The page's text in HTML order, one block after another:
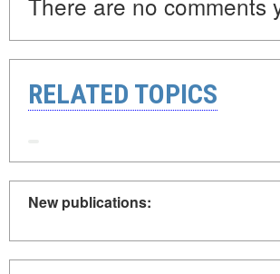
RELATED TOPICS
New publications: